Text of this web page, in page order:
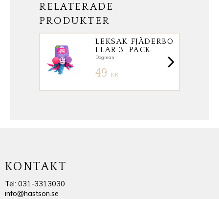
RELATERADE
PRODUKTER
LEKSAK FJÄDERBO
LLAR 3-PACK
Dogman
49 KR
KONTAKT
Tel: 031-3313030
info@hastson.se